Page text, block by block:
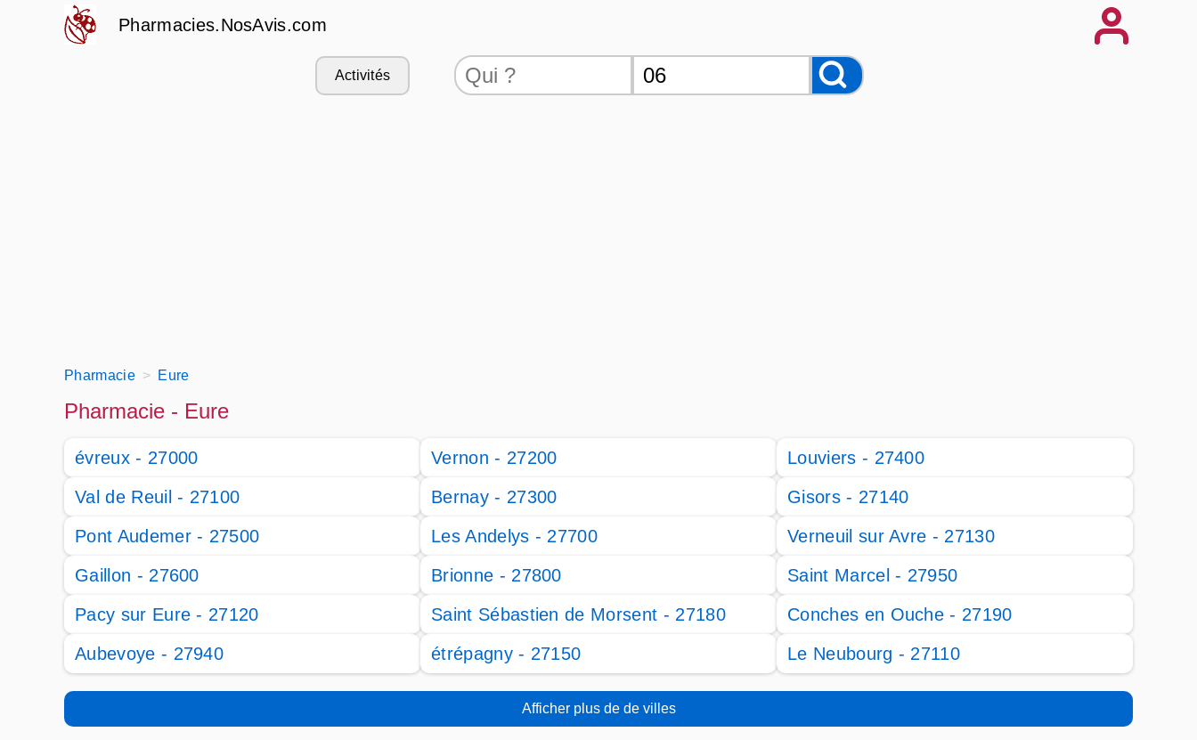
Pharmacies.NosAvis.com
Activités
Pharmacie Eure
Pharmacie - Eure
évreux - 27000 Vernon - 27200
Louviers - 27400
Val de Reuil - 27100
Bernay - 27300
Gisors - 27140
Pont Audemer - 27500
Les Andelys - 27700
Verneuil sur Avre - 27130
Gaillon - 27600
Brionne - 27800
Saint Marcel - 27950
Pacy sur Eure - 27120
Saint Sébastien de Morsent - 27180
Conches en Ouche - 27190
Aubevoye - 27940
étrépagny - 27150 Le Neubourg - 27110
Afficher plus de de villes